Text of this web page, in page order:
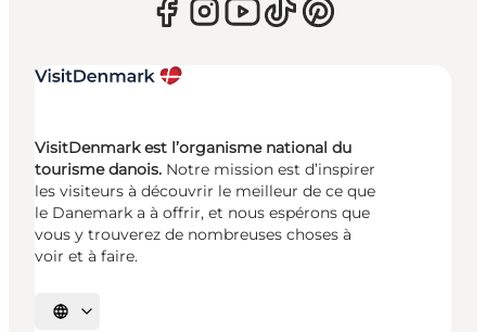
VisitDenmark est l’organisme national du
tourisme danois. Notre mission est d’inspirer
les visiteurs à découvrir le meilleur de ce que
le Danemark a à offrir, et nous espérons que
vous y trouverez de nombreuses choses à
voir et à faire.
Choisissez la langue